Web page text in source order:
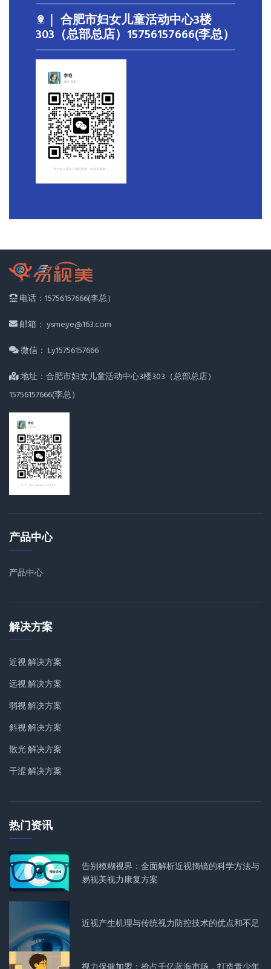
｜ 合肥市妇女儿童活动中心3楼
303（总部总店）15756157666(李总）
电话：15756157666(李总）
邮箱： ysmeye@163.com
微信： Ly15756157666
地址：合肥市妇女儿童活动中心3楼303（总部总店）
15756157666(李总）
产品中心
产品中心
解决方案
近视 解决方案
远视 解决方案
弱视 解决方案
斜视 解决方案
散光 解决方案
干涩 解决方案
热门资讯
告别模糊视界：全面解析近视摘镜的科学方法与
易视美视力康复方案
近视产生机理与传统视力防控技术的优点和不足